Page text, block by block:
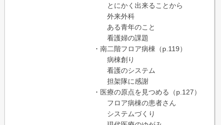
とにかく出来ることから
外来外科
ある青年のこと
看護婦の課題
・南二階フロア病棟（p.119）
病棟創り
看護のシステム
担架隊に感謝
・医療の原点を見つめる（p.127）
フロア病棟の患者さん
システムづくり